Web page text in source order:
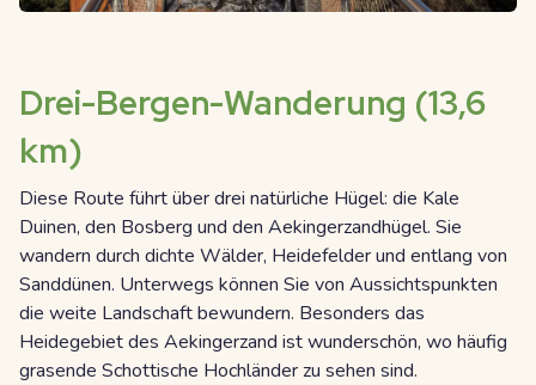
Drei-Bergen-Wanderung (13,6
km)
Diese Route führt über drei natürliche Hügel: die Kale
Duinen, den Bosberg und den Aekingerzandhügel. Sie
wandern durch dichte Wälder, Heidefelder und entlang von
Sanddünen. Unterwegs können Sie von Aussichtspunkten
die weite Landschaft bewundern. Besonders das
Heidegebiet des Aekingerzand ist wunderschön, wo häufig
grasende Schottische Hochländer zu sehen sind.